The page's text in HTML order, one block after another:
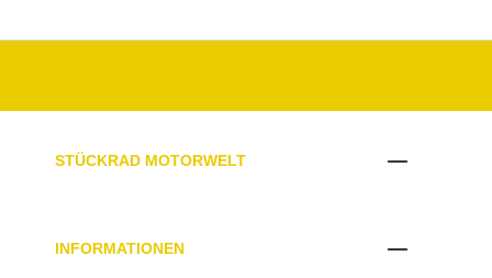
STÜCKRAD MOTORWELT
INFORMATIONEN